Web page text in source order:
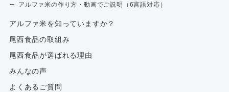
アルファ米の作り方・動画でご説明（6言語対応）
アルファ⽶を知っていますか？
尾西食品の取組み
尾西食品が選ばれる理由
みんなの声
よくあるご質問